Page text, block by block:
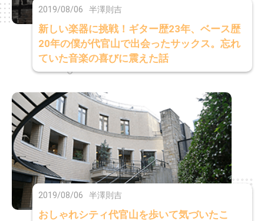
2019/08/06 半澤則吉
新しい楽器に挑戦！ギター歴23年、ベース歴
20年の僕が代官山で出会ったサックス。忘れ
ていた音楽の喜びに震えた話
2019/08/06 半澤則吉
おしゃれシティ代官山を歩いて気づいたこ